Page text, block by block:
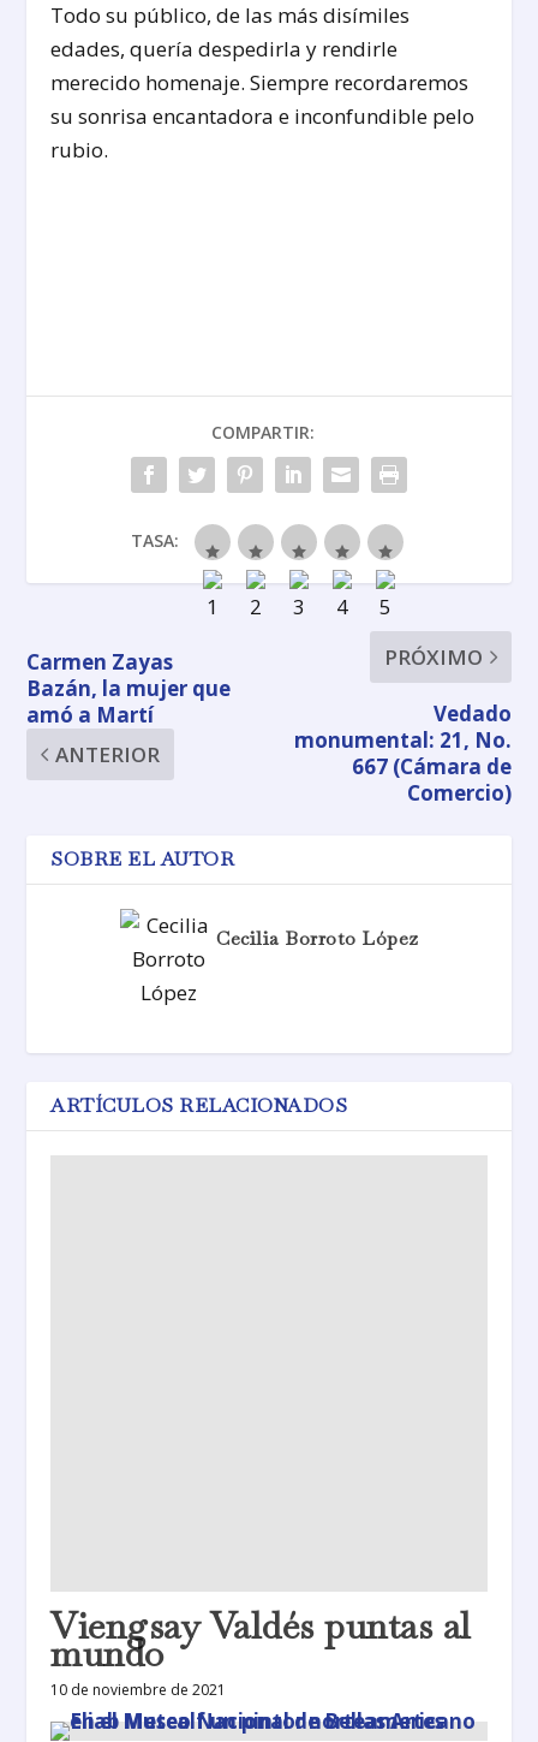
Todo su público, de las más disímiles
edades, quería despedirla y rendirle
merecido homenaje. Siempre recordaremos
su sonrisa encantadora e inconfundible pelo
rubio.
COMPARTIR:
TASA:
Carmen Zayas
Bazán, la mujer que
amó a Martí
ANTERIOR
PRÓXIMO
Vedado
monumental: 21, No.
667 (Cámara de
Comercio)
SOBRE EL AUTOR
Cecilia Borroto López
ARTÍCULOS RELACIONADOS
Viengsay Valdés puntas al
mundo
10 de noviembre de 2021